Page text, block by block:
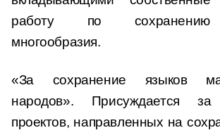
работу по сохранению
многообразия.
«За сохранение языков
народов». Присуждается за
проектов, направленных на